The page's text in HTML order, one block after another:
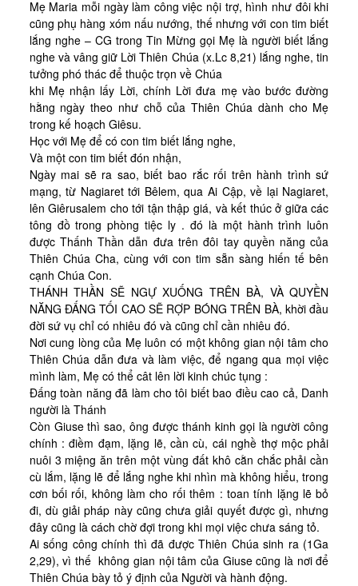
Mẹ Maria mỗi ngày làm công việc nội trợ, hình như đôi khi
cũng phụ hàng xóm nấu nướng, thế nhưng với con tim biết
lắng nghe – CG trong Tin Mừng gọi Mẹ là người biết lắng
nghe và vâng giữ Lời Thiên Chúa (x.Lc 8,21) lắng nghe, tin
tưởng phó thác để thuộc trọn về Chúa
khi Mẹ nhận lấy Lời, chính Lời đưa mẹ vào bước đường
hằng ngày theo như chỗ của Thiên Chúa dành cho Mẹ
trong kế hoạch Giêsu.
Học với Mẹ để có con tim biết lắng nghe,
Và một con tim biết đón nhận,
Ngày mai sẽ ra sao, biết bao rắc rối trên hành trình sứ
mạng, từ Nagiaret tới Bêlem, qua Ai Cập, về lại Nagiaret,
lên Giêrusalem cho tới tận thập giá, và kết thúc ở giữa các
tông đồ trong phòng tiệc ly . đó là một hành trình luôn
được Thấnh Thần dẫn đưa trên đôi tay quyền năng của
Thiên Chúa Cha, cùng với con tim sẵn sàng hiến tế bên
cạnh Chúa Con.
THÁNH THẦN SẼ NGỰ XUỐNG TRÊN BÀ, VÀ QUYỀN
NĂNG ĐẤNG TỐI CAO SẼ RỢP BÓNG TRÊN BÀ, khời đầu
đời sứ vụ chỉ có nhiêu đó và cũng chỉ cần nhiêu đó.
Nơi cung lòng của Mẹ luôn có một không gian nội tâm cho
Thiên Chúa dẫn đưa và làm việc, để ngang qua mọi việc
mình làm, Mẹ có thể cât lên lời kinh chúc tụng :
Đấng toàn năng đã làm cho tôi biết bao điều cao cả, Danh
người là Thánh
Còn Giuse thì sao, ông được thánh kinh gọi là người công
chính : điềm đạm, lặng lẽ, cần cù, cái nghề thợ mộc phải
nuôi 3 miệng ăn trên một vùng đất khô cằn chắc phải cần
cù lắm, lặng lẽ để lắng nghe khi nhìn mà không hiểu, trong
cơn bối rối, không làm cho rối thêm : toan tính lặng lẽ bỏ
đi, dù giải pháp này cũng chưa giải quyết được gì, nhưng
đây cũng là cách chờ đợi trong khi mọi việc chưa sáng tỏ.
Ai sống công chính thì đã được Thiên Chúa sinh ra (1Ga
2,29), vì thế không gian nội tâm của Giuse cũng là nơi để
Thiên Chúa bày tỏ ý định của Người và hành động.